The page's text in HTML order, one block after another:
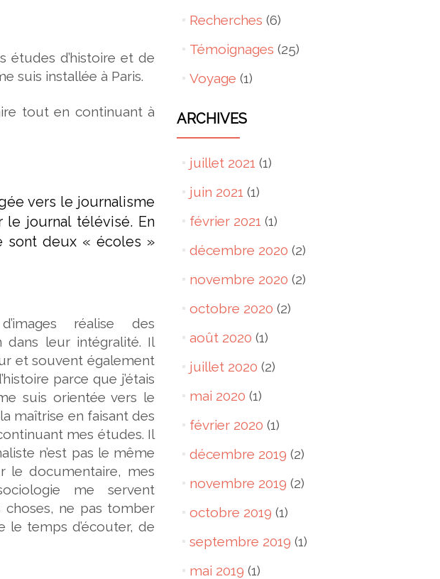
études d’histoire et de
suis installée à Paris.
tout en continuant à
vers le journalisme
le journal télévisé. En
sont deux « écoles »
réalise des
dans leur intégralité. Il
et souvent également
parce que j’étais
suis orientée vers le
maîtrise en faisant des
mes études. Il
n’est pas le même
le documentaire, mes
me servent
ne pas tomber
le temps d’écouter, de
Recherches (6)
Témoignages (25)
Voyage (1)
ARCHIVES
juillet 2021 (1)
juin 2021 (1)
février 2021 (1)
décembre 2020 (2)
novembre 2020 (2)
octobre 2020 (2)
août 2020 (1)
juillet 2020 (2)
mai 2020 (1)
février 2020 (1)
décembre 2019 (2)
novembre 2019 (2)
octobre 2019 (1)
septembre 2019 (1)
mai 2019 (1)